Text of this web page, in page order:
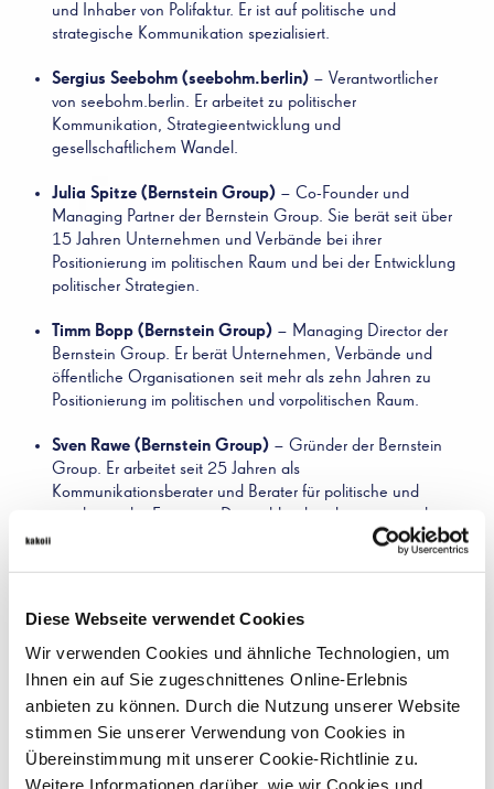
Diese Webseite verwendet Cookies
Wir verwenden Cookies und ähnliche Technologien, um
Ihnen ein auf Sie zugeschnittenes Online-Erlebnis
anbieten zu können. Durch die Nutzung unserer Website
stimmen Sie unserer Verwendung von Cookies in
Übereinstimmung mit unserer Cookie-Richtlinie zu.
Weitere Informationen darüber, wie wir Cookies und
und Inhaber von Polifaktur. Er ist auf politische und
strategische Kommunikation spezialisiert.
Sergius Seebohm (seebohm.berlin) – Verantwortlicher
von seebohm.berlin. Er arbeitet zu politischer
Kommunikation, Strategieentwicklung und
gesellschaftlichem Wandel.
Julia Spitze (Bernstein Group) – Co-Founder und
Managing Partner der Bernstein Group. Sie berät seit über
15 Jahren Unternehmen und Verbände bei ihrer
Positionierung im politischen Raum und bei der Entwicklung
politischer Strategien.
Timm Bopp (Bernstein Group) – Managing Director der
Bernstein Group. Er berät Unternehmen, Verbände und
öffentliche Organisationen seit mehr als zehn Jahren zu
Positionierung im politischen und vorpolitischen Raum.
Sven Rawe (Bernstein Group) – Gründer der Bernstein
Group. Er arbeitet seit 25 Jahren als
Kommunikationsberater und Berater für politische und
regulatorische Fragen in Deutschland und international.
– Principal Partner,
Institutionen zu strategischer Kommunikation, Public Affairs
und Reputationsfragen.
Jan Böttger (365 Sherpas)– Managing Partner, CEO
Verbände und NGOs sektorübergreifend zu politischer und
kommunikativer Positionierung.